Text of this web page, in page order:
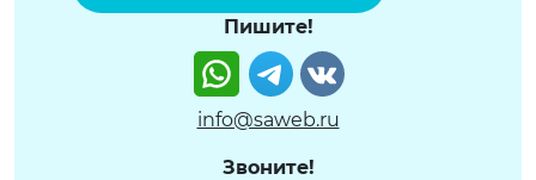
Пишите!
WatsappTelegram
VK
info@saweb.ru
Звоните!